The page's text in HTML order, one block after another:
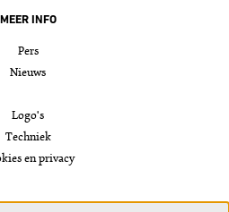
MEER INFO
Pers
Nieuws
Logo's
Techniek
en privacy